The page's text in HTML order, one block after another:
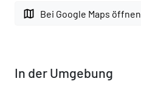
map Bei Google Maps öffnen
In der Umgebung